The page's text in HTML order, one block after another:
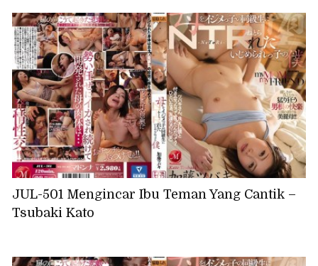
JUL-501 Mengincar Ibu Teman Yang Cantik –
Tsubaki Kato